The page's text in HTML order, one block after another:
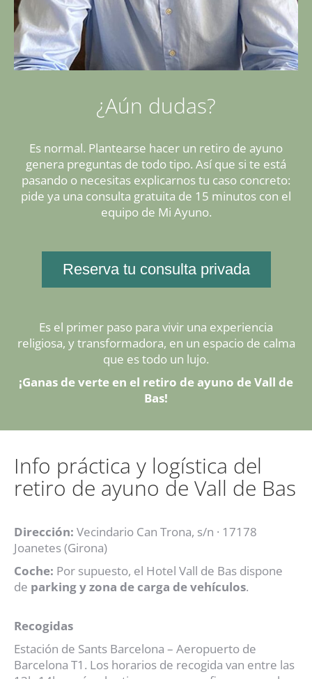
¿Aún dudas?
Es normal. Plantearse hacer un retiro de ayuno
genera preguntas de todo tipo. Así que si te está
pasando o necesitas explicarnos tu caso concreto:
pide ya una consulta gratuita de 15 minutos con el
equipo de Mi Ayuno.
Reserva tu consulta privada
Es el primer paso para vivir una experiencia
religiosa, y transformadora, en un espacio de calma
que es todo un lujo.
¡Ganas de verte en el retiro de ayuno de Vall de
Bas!
Info práctica y logística del
retiro de ayuno de Vall de Bas
Dirección: Vecindario Can Trona, s/n · 17178
Joanetes (Girona)
Coche: Por supuesto, el Hotel Vall de Bas dispone
de parking y zona de carga de vehículos.
Recogidas
Estación de Sants Barcelona – Aeropuerto de
Barcelona T1. Los horarios de recogida van entre las